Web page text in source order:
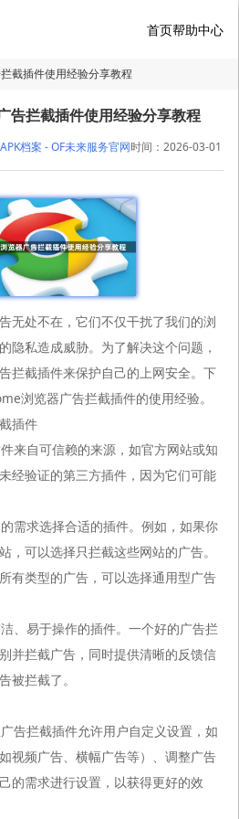
首页帮助中心
截插件使用经验分享教程
告拦截插件使用经验分享教程
档案 - OF未来服务官网时间：2026-03-01
无处不在，它们不仅干扰了我们的浏
隐私造成威胁。为了解决这个问题，
拦截插件来保护自己的上网安全。下
浏览器广告拦截插件的使用经验。
插件
来自可信赖的来源，如官方网站或知
经验证的第三方插件，因为它们可能
需求选择合适的插件。例如，如果你
，可以选择只拦截这些网站的广告。
有类型的广告，可以选择通用型广告
、易于操作的插件。一个好的广告拦
并拦截广告，同时提供清晰的反馈信
被拦截了。
告拦截插件允许用户自定义设置，如
视频广告、横幅广告等）、调整广告
的需求进行设置，以获得更好的效